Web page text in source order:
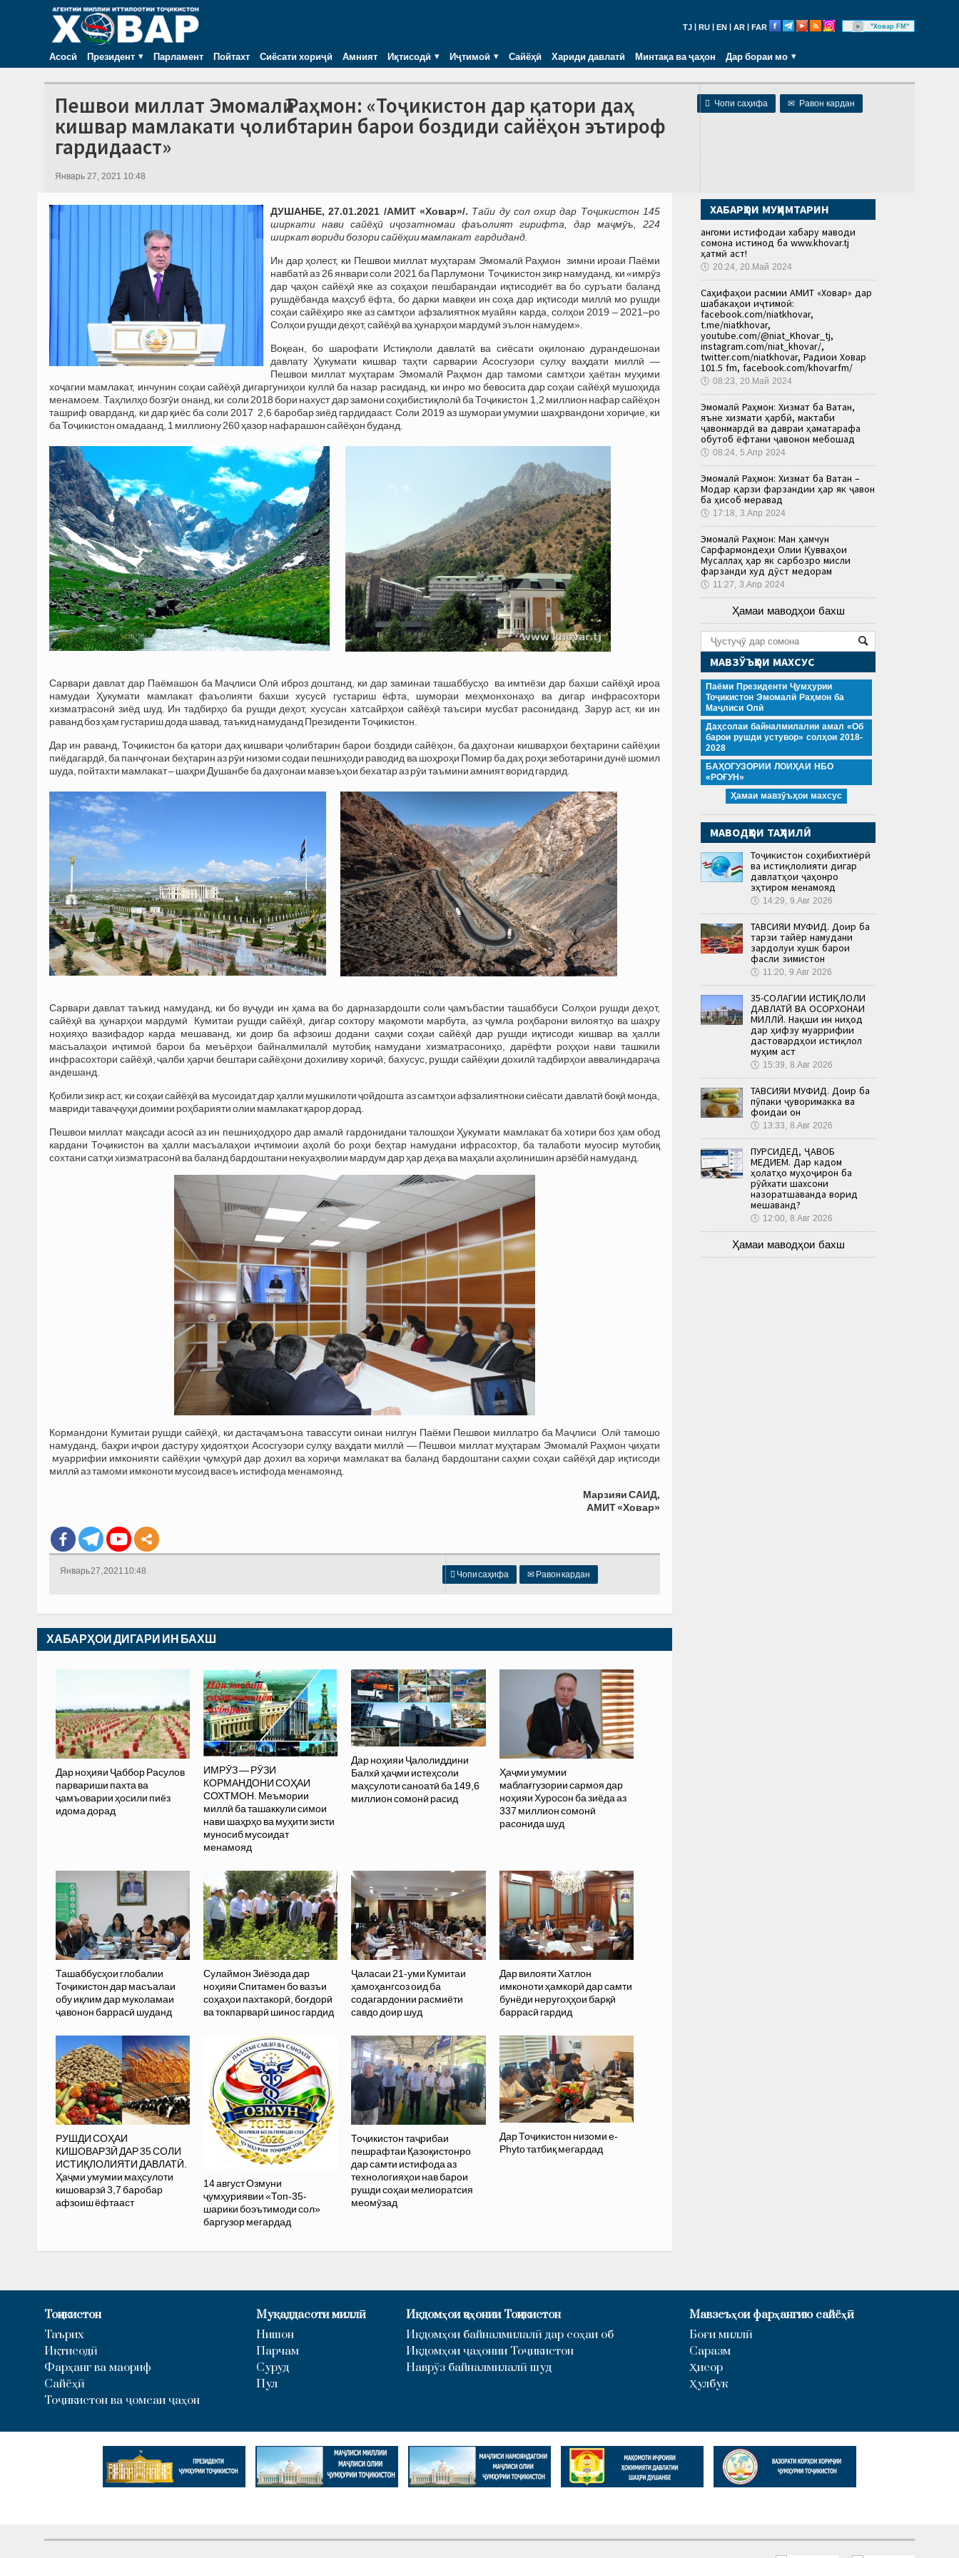
TJ RU EN AR FAR "Ховар FM"
Асосӣ Президент Парламент Пойтахт Сиёсати хориҷӣ Амният Иқтисодӣ Иҷтимоӣ Сайёҳӣ Хариди давлатӣ Минтақа ва ҷаҳон Дар бораи мо
 Чопи саҳифа ✉ Равон кардан
Пешвои миллат Эмомалӣ Раҳмон: «Тоҷикистон дар қатори даҳ
кишвар мамлакати ҷолибтарин барои боздиди сайёҳон эътироф
гардидааст»
Январь 27, 2021 10:48
ДУШАНБЕ, 27.01.2021 /АМИТ «Ховар»/. Тайи ду сол охир дар Тоҷикистон 145
ширкати нави сайёҳӣ иҷозатномаи фаъолият гирифта, дар маҷмӯъ, 224
ширкат вориди бозори сайёҳии мамлакат гардиданд.
Ин дар ҳолест, ки Пешвои миллат муҳтарам Эмомалӣ Раҳмон зимни ироаи Паёми
навбатӣ аз 26 январи соли 2021 ба Парлумони Тоҷикистон зикр намуданд, ки «имрӯз
дар ҷаҳон сайёҳӣ яке аз соҳаҳои пешбарандаи иқтисодиёт ва бо суръати баланд
рушдёбанда маҳсуб ёфта, бо дарки мавқеи ин соҳа дар иқтисоди миллӣ мо рушди
соҳаи сайёҳиро яке аз самтҳои афзалиятнок муайян карда, солҳои 2019 – 2021–ро
Солҳои рушди деҳот, сайёҳӣ ва ҳунарҳои мардумӣ эълон намудем».
Воқеан, бо шарофати Истиқлоли давлатӣ ва сиёсати оқилонаю дурандешонаи
давлату Ҳукумати кишвар таҳти сарварии Асосгузори сулҳу ваҳдати миллӣ —
Пешвои миллат муҳтарам Эмомалӣ Раҳмон дар тамоми самтҳои ҳаётан муҳими
хоҷагии мамлакат, инчунин соҳаи сайёҳӣ дигаргуниҳои куллӣ ба назар расиданд, ки инро мо бевосита дар соҳаи сайёҳӣ мушоҳида
менамоем. Таҳлилҳо бозгӯи онанд, ки соли 2018 бори нахуст дар замони соҳибистиқлолӣ ба Тоҷикистон 1,2 миллион нафар сайёҳон
ташриф оварданд, ки дар қиёс ба соли 2017 2,6 баробар зиёд гардидааст. Соли 2019 аз шумораи умумии шаҳрвандони хориҷие, ки
ба Тоҷикистон омадаанд, 1 миллиону 260 ҳазор нафарашон сайёҳон буданд.
Сарвари давлат дар Паёмашон ба Маҷлиси Олӣ иброз доштанд, ки дар заминаи ташаббусҳо ва имтиёзи дар бахши сайёҳӣ ироа
намудаи Ҳукумати мамлакат фаъолияти бахши хусусӣ густариш ёфта, шумораи меҳмонхонаҳо ва дигар инфрасохтори
хизматрасонӣ зиёд шуд. Ин тадбирҳо ба рушди деҳот, хусусан хатсайрҳои сайёҳӣ таъсири мусбат расониданд. Зарур аст, ки ин
раванд боз ҳам густариш дода шавад, таъкид намуданд Президенти Тоҷикистон.
Дар ин раванд, Тоҷикистон ба қатори даҳ кишвари ҷолибтарин барои боздиди сайёҳон, ба даҳгонаи кишварҳои беҳтарини сайёҳии
пиёдагардӣ, ба панҷгонаи беҳтарин аз рӯи низоми содаи пешниҳоди раводид ва шоҳроҳи Помир ба даҳ роҳи зеботарини дунё шомил
шуда, пойтахти мамлакат – шаҳри Душанбе ба даҳгонаи мавзеъҳои бехатар аз рӯи таъмини амният ворид гардид.
Сарвари давлат таъкид намуданд, ки бо вуҷуди ин ҳама ва бо дарназардошти соли ҷамъбастии ташаббуси Солҳои рушди деҳот,
сайёҳӣ ва ҳунарҳои мардумӣ Кумитаи рушди сайёҳӣ, дигар сохтору мақомоти марбута, аз ҷумла роҳбарони вилоятҳо ва шаҳру
ноҳияҳо вазифадор карда мешаванд, ки доир ба афзоиш додани саҳми соҳаи сайёҳӣ дар рушди иқтисоди кишвар ва ҳалли
масъалаҳои иҷтимоӣ барои ба меъёрҳои байналмилалӣ мутобиқ намудани хизматрасониҳо, дарёфти роҳҳои нави ташкили
инфрасохтори сайёҳӣ, ҷалби ҳарчи бештари сайёҳони дохиливу хориҷӣ, бахусус, рушди сайёҳии дохилӣ тадбирҳои аввалиндараҷа
андешанд.
Қобили зикр аст, ки соҳаи сайёҳӣ ва мусоидат дар ҳалли мушкилоти ҷойдошта аз самтҳои афзалиятноки сиёсати давлатӣ боқӣ монда,
мавриди таваҷҷуҳи доимии роҳбарияти олии мамлакат қарор дорад.
Пешвои миллат мақсади асосӣ аз ин пешниҳодҳоро дар амалӣ гардонидани талошҳои Ҳукумати мамлакат ба хотири боз ҳам обод
кардани Тоҷикистон ва ҳалли масъалаҳои иҷтимоии аҳолӣ бо роҳи беҳтар намудани ифрасохтор, ба талаботи муосир мутобиқ
сохтани сатҳи хизматрасонӣ ва баланд бардоштани некуаҳволии мардум дар ҳар деҳа ва маҳали аҳолинишин арзёбӣ намуданд.
Кормандони Кумитаи рушди сайёҳӣ, ки дастаҷамъона тавассути оинаи нилгун Паёми Пешвои миллатро ба Маҷлиси Олӣ тамошо
намуданд, баҳри иҷрои дастуру ҳидоятҳои Асосгузори сулҳу ваҳдати миллӣ — Пешвои миллат муҳтарам Эмомалӣ Раҳмон ҷиҳати
муаррифии имконияти сайёҳии ҷумҳурӣ дар дохил ва хориҷи мамлакат ва баланд бардоштани саҳми соҳаи сайёҳӣ дар иқтисоди
миллӣ аз тамоми имконоти мусоид васеъ истифода менамоянд.
Марзияи САИД,
АМИТ «Ховар»
 Чопи саҳифа ✉ Равон кардан
Январь 27, 2021 10:48
ХАБАРҲОИ ДИГАРИ ИН БАХШ
Дар ноҳияи Ҷаббор Расулов
парвариши пахта ва
ҷамъоварии ҳосили пиёз
идома дорад
ИМРӮЗ — РӮЗИ
КОРМАНДОНИ СОҲАИ
СОХТМОН. Меъмории
миллӣ ба ташаккули симои
нави шаҳрҳо ва муҳити зисти
муносиб мусоидат
менамояд
Дар ноҳияи Ҷалолиддини
Балхӣ ҳаҷми истеҳсоли
маҳсулоти саноатӣ ба 149,6
миллион сомонӣ расид
Ҳаҷми умумии
маблағгузории сармоя дар
ноҳияи Хуросон ба зиёда аз
337 миллион сомонӣ
расонида шуд
Ташаббусҳои глобалии
Тоҷикистон дар масъалаи
обу иқлим дар муколамаи
ҷавонон баррасӣ шуданд
Сулаймон Зиёзода дар
ноҳияи Спитамен бо вазъи
соҳаҳои пахтакорӣ, боғдорӣ
ва токпарварӣ шинос гардид
Ҷаласаи 21-уми Кумитаи
ҳамоҳангсоз оид ба
содагардонии расмиёти
савдо доир шуд
Дар вилояти Хатлон
имконоти ҳамкорӣ дар самти
бунёди неругоҳҳои барқӣ
баррасӣ гардид
РУШДИ СОҲАИ
КИШОВАРЗӢ ДАР 35 СОЛИ
ИСТИҚЛОЛИЯТИ ДАВЛАТӢ.
Ҳаҷми умумии маҳсулоти
кишоварзӣ 3,7 баробар
афзоиш ёфтааст
14 август Озмуни
ҷумҳуриявии «Топ-35-
шарики боэътимоди сол»
баргузор мегардад
Тоҷикистон таҷрибаи
пешрафтаи Қазоқистонро
дар самти истифода аз
технологияҳои нав барои
рушди соҳаи мелиоратсия
меомӯзад
Дар Тоҷикистон низоми e-
Phyto татбиқ мегардад
ХАБАРҲОИ МУҲИМТАРИН
Ҳангоми истифодаи хабару маводи
сомона истинод ба www.khovar.tj
ҳатмӣ аст!
🕔 20:24, 20.Май 2024
Саҳифаҳои расмии АМИТ «Ховар» дар
шабакаҳои иҷтимоӣ:
facebook.com/niatkhovar,
t.me/niatkhovar,
youtube.com/@niat_Khovar_tj,
instagram.com/niat_khovar/,
twitter.com/niatkhovar, Радиои Ховар
101.5 fm, facebook.com/khovarfm/
🕔 08:23, 20.Май 2024
Эмомалӣ Раҳмон: Хизмат ба Ватан,
яъне хизмати ҳарбӣ, мактаби
ҷавонмардӣ ва давраи ҳаматарафа
обутоб ёфтани ҷавонон мебошад
🕔 08:24, 5.Апр 2024
Эмомалӣ Раҳмон: Хизмат ба Ватан –
Модар қарзи фарзандии ҳар як ҷавон
ба ҳисоб меравад
🕔 17:18, 3.Апр 2024
Эмомалӣ Раҳмон: Ман ҳамчун
Сарфармондеҳи Олии Қувваҳои
Мусаллаҳ ҳар як сарбозро мисли
фарзанди худ дӯст медорам
🕔 11:27, 3.Апр 2024
Ҳамаи маводҳои бахш
МАВЗӮЪҲОИ МАХСУС
Паёми Президенти Ҷумҳурии
Тоҷикистон Эмомалӣ Раҳмон ба
Маҷлиси Олӣ
Даҳсолаи байналмилалии амал «Об
барои рушди устувор» солҳои 2018-
2028
БАҲОГУЗОРИИ ЛОИҲАИ НБО
«РОҒУН»
Ҳамаи мавзӯъҳои махсус
МАВОДҲОИ ТАҲЛИЛӢ
Тоҷикистон соҳибихтиёрӣ
ва истиқлолияти дигар
давлатҳои ҷаҳонро
эҳтиром менамояд
🕔 14:29, 9.Авг 2026
ТАВСИЯИ МУФИД. Доир ба
тарзи тайёр намудани
зардолуи хушк барои
фасли зимистон
🕔 11:20, 9.Авг 2026
35-СОЛАГИИ ИСТИҚЛОЛИ
ДАВЛАТӢ ВА ОСОРХОНАИ
МИЛЛӢ. Нақши ин ниҳод
дар ҳифзу муаррифии
дастовардҳои истиқлол
муҳим аст
🕔 15:39, 8.Авг 2026
ТАВСИЯИ МУФИД. Доир ба
пӯпаки ҷуворимакка ва
фоидаи он
🕔 13:33, 8.Авг 2026
ПУРСИДЕД, ҶАВОБ
МЕДИҲЕМ. Дар кадом
ҳолатҳо муҳоҷирон ба
рӯйхати шахсони
назоратшаванда ворид
мешаванд?
🕔 12:00, 8.Авг 2026
Ҳамаи маводҳои бахш
Тоҷикистон
Таърих
Иқтисодӣ
Фарҳанг ва маориф
Сайёҳӣ
Тоҷикистон ва ҷомеаи ҷаҳон
Муқаддасоти миллӣ
Нишон
Парчам
Суруд
Пул
Иқдомҳои ҷаҳонии Тоҷикистон
Иқдомҳои байналмилалӣ дар соҳаи об
Иқдомҳои ҷаҳонии Тоҷикистон
Наврӯз байналмилалӣ шуд
Мавзеъҳои фарҳангию сайёҳӣ
Боғи миллӣ
Саразм
Ҳисор
Ҳулбук